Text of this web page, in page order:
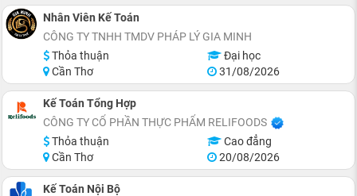
Nhân Viên Kế Toán
CÔNG TY TNHH TMDV PHÁP LÝ GIA MINH
Thỏa thuận
Đại học
Cần Thơ
31/08/2026
Kế Toán Tổng Hợp
CÔNG TY CỔ PHẦN THỰC PHẨM RELIFOODS
Thỏa thuận
Cao đẳng
Cần Thơ
20/08/2026
Kế Toán Nội Bộ